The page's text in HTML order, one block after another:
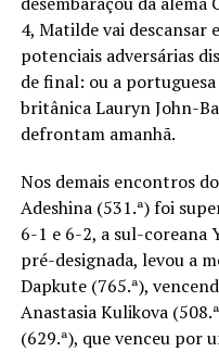
4, Matilde vai descansar
potenciais adversárias
de final: ou a
britânica Lauryn John-
defrontam amanhã.
Nos demais encontros
Adeshina (531.ª) foi
6-1 e 6-2, a sul-coreana
pré-designada, levou a
Dapkute (765.ª),
Anastasia Kulikova
(629.ª), que venceu por